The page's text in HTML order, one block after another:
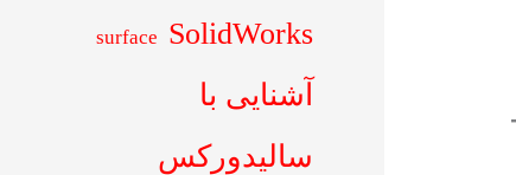
SolidWorks
surface
آشنایی با
سالیدورکس